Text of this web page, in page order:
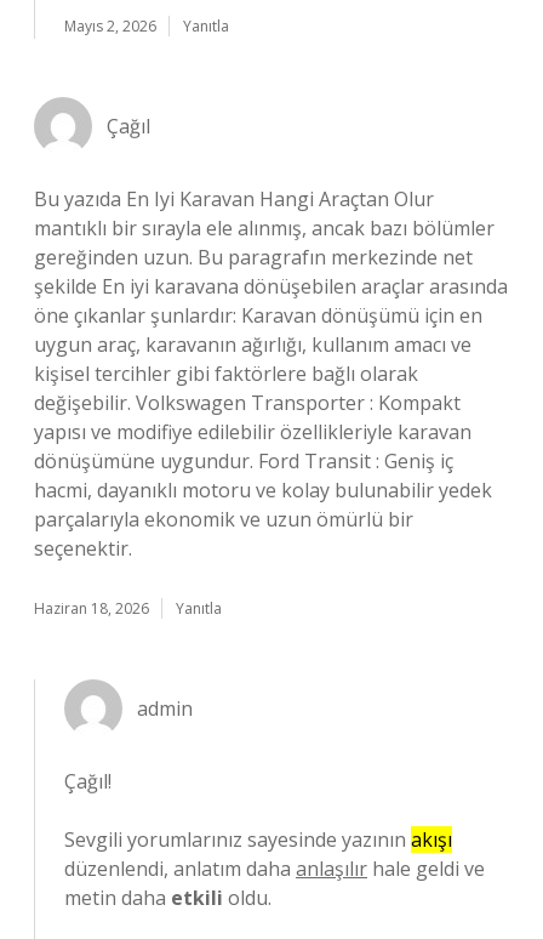
Mayıs 2, 2026 Yanıtla
Çağıl
Bu yazıda En Iyi Karavan Hangi Araçtan Olur
mantıklı bir sırayla ele alınmış, ancak bazı bölümler
gereğinden uzun. Bu paragrafın merkezinde net
şekilde En iyi karavana dönüşebilen araçlar arasında
öne çıkanlar şunlardır: Karavan dönüşümü için en
uygun araç, karavanın ağırlığı, kullanım amacı ve
kişisel tercihler gibi faktörlere bağlı olarak
değişebilir. Volkswagen Transporter : Kompakt
yapısı ve modifiye edilebilir özellikleriyle karavan
dönüşümüne uygundur. Ford Transit : Geniş iç
hacmi, dayanıklı motoru ve kolay bulunabilir yedek
parçalarıyla ekonomik ve uzun ömürlü bir
seçenektir.
Haziran 18, 2026 Yanıtla
admin
Çağıl!
Sevgili yorumlarınız sayesinde yazının akışı
düzenlendi, anlatım daha anlaşılır hale geldi ve
metin daha etkili oldu.